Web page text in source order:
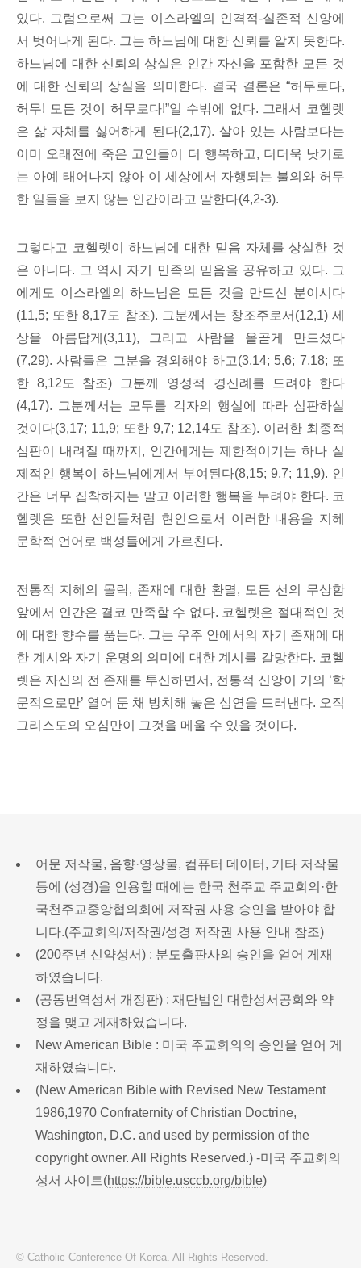
있다. 그럼으로써 그는 이스라엘의 인격적-실존적 신앙에
서 벗어나게 된다. 그는 하느님에 대한 신뢰를 알지 못한다.
하느님에 대한 신뢰의 상실은 인간 자신을 포함한 모든 것
에 대한 신뢰의 상실을 의미한다. 결국 결론은 “허무로다,
허무! 모든 것이 허무로다!”일 수밖에 없다. 그래서 코헬렛
은 삶 자체를 싫어하게 된다(2,17). 살아 있는 사람보다는
이미 오래전에 죽은 고인들이 더 행복하고, 더더욱 낫기로
는 아예 태어나지 않아 이 세상에서 자행되는 불의와 허무
한 일들을 보지 않는 인간이라고 말한다(4,2-3).
그렇다고 코헬렛이 하느님에 대한 믿음 자체를 상실한 것
은 아니다. 그 역시 자기 민족의 믿음을 공유하고 있다. 그
에게도 이스라엘의 하느님은 모든 것을 만드신 분이시다
(11,5; 또한 8,17도 참조). 그분께서는 창조주로서(12,1) 세
상을 아름답게(3,11), 그리고 사람을 올곧게 만드셨다
(7,29). 사람들은 그분을 경외해야 하고(3,14; 5,6; 7,18; 또
한 8,12도 참조) 그분께 영성적 경신례를 드려야 한다
(4,17). 그분께서는 모두를 각자의 행실에 따라 심판하실
것이다(3,17; 11,9; 또한 9,7; 12,14도 참조). 이러한 최종적
심판이 내려질 때까지, 인간에게는 제한적이기는 하나 실
제적인 행복이 하느님에게서 부여된다(8,15; 9,7; 11,9). 인
간은 너무 집착하지는 말고 이러한 행복을 누려야 한다. 코
헬렛은 또한 선인들처럼 현인으로서 이러한 내용을 지혜
문학적 언어로 백성들에게 가르친다.
전통적 지혜의 몰락, 존재에 대한 환멸, 모든 선의 무상함
앞에서 인간은 결코 만족할 수 없다. 코헬렛은 절대적인 것
에 대한 향수를 품는다. 그는 우주 안에서의 자기 존재에 대
한 계시와 자기 운명의 의미에 대한 계시를 갈망한다. 코헬
렛은 자신의 전 존재를 투신하면서, 전통적 신앙이 거의 ‘학
문적으로만’ 열어 둔 채 방치해 놓은 심연을 드러낸다. 오직
그리스도의 오심만이 그것을 메울 수 있을 것이다.
어문 저작물, 음향·영상물, 컴퓨터 데이터, 기타 저작물
등에 (성경)을 인용할 때에는 한국 천주교 주교회의·한
국천주교중앙협의회에 저작권 사용 승인을 받아야 합
니다.(주교회의/저작권/성경 저작권 사용 안내 참조)
(200주년 신약성서) : 분도출판사의 승인을 얻어 게재
하였습니다.
(공동번역성서 개정판) : 재단법인 대한성서공회와 약
정을 맺고 게재하였습니다.
New American Bible : 미국 주교회의의 승인을 얻어 게
재하였습니다.
(New American Bible with Revised New Testament
1986,1970 Confraternity of Christian Doctrine,
Washington, D.C. and used by permission of the
copyright owner. All Rights Reserved.) -미국 주교회의
성서 사이트(https://bible.usccb.org/bible)
© Catholic Conference Of Korea. All Rights Reserved.